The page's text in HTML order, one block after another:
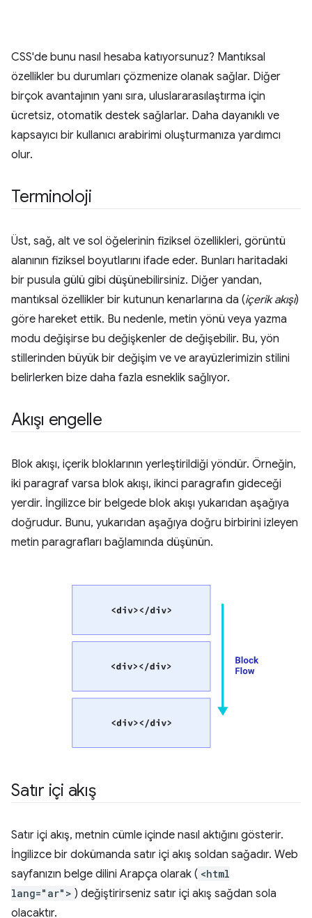
CSS'de bunu nasıl hesaba katıyorsunuz? Mantıksal
özellikler bu durumları çözmenize olanak sağlar. Diğer
birçok avantajının yanı sıra, uluslararasılaştırma için
ücretsiz, otomatik destek sağlarlar. Daha dayanıklı ve
kapsayıcı bir kullanıcı arabirimi oluşturmanıza yardımcı
olur.
Terminoloji
Üst, sağ, alt ve sol öğelerinin fiziksel özellikleri, görüntü
alanının fiziksel boyutlarını ifade eder. Bunları haritadaki
bir pusula gülü gibi düşünebilirsiniz. Diğer yandan,
mantıksal özellikler bir kutunun kenarlarına da (içerik akışı)
göre hareket ettik. Bu nedenle, metin yönü veya yazma
modu değişirse bu değişkenler de değişebilir. Bu, yön
stillerinden büyük bir değişim ve ve arayüzlerimizin stilini
belirlerken bize daha fazla esneklik sağlıyor.
Akışı engelle
Blok akışı, içerik bloklarının yerleştirildiği yöndür. Örneğin,
iki paragraf varsa blok akışı, ikinci paragrafın gideceği
yerdir. İngilizce bir belgede blok akışı yukarıdan aşağıya
doğrudur. Bunu, yukarıdan aşağıya doğru birbirini izleyen
metin paragrafları bağlamında düşünün.
Satır içi akış
Satır içi akış, metnin cümle içinde nasıl aktığını gösterir.
İngilizce bir dokümanda satır içi akış soldan sağadır. Web
sayfanızın belge dilini Arapça olarak ( <html
lang="ar"> ) değiştirirseniz satır içi akış sağdan sola
olacaktır.